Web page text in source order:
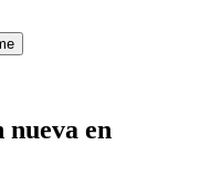
nueva en